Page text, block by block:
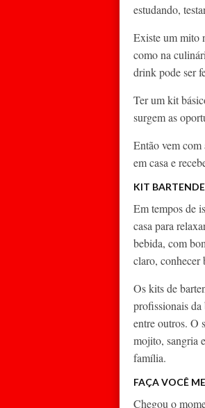
estudando,
Existe um mito
como na
drink pode ser
Ter um kit
surgem as
Então vem com
em casa e
KIT
Em tempos de
casa para
bebida, com
claro, conhecer
Os kits de
profissionais da
entre outros. O
mojito, sangria
família.
FAÇA VOCÊ
Chegou o